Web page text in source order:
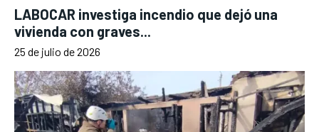
LABOCAR investiga incendio que dejó una
vivienda con graves...
25 de julio de 2026